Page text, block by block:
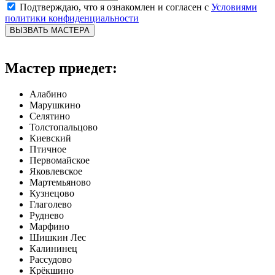
Подтверждаю, что я ознакомлен и согласен с Условиями
политики конфиденциальности
ВЫЗВАТЬ МАСТЕРА
Мастер приедет:
Алабино
Марушкино
Селятино
Толстопальцово
Киевский
Птичное
Первомайское
Яковлевское
Мартемьяново
Кузнецово
Глаголево
Руднево
Марфино
Шишкин Лес
Калининец
Рассудово
Крёкшино